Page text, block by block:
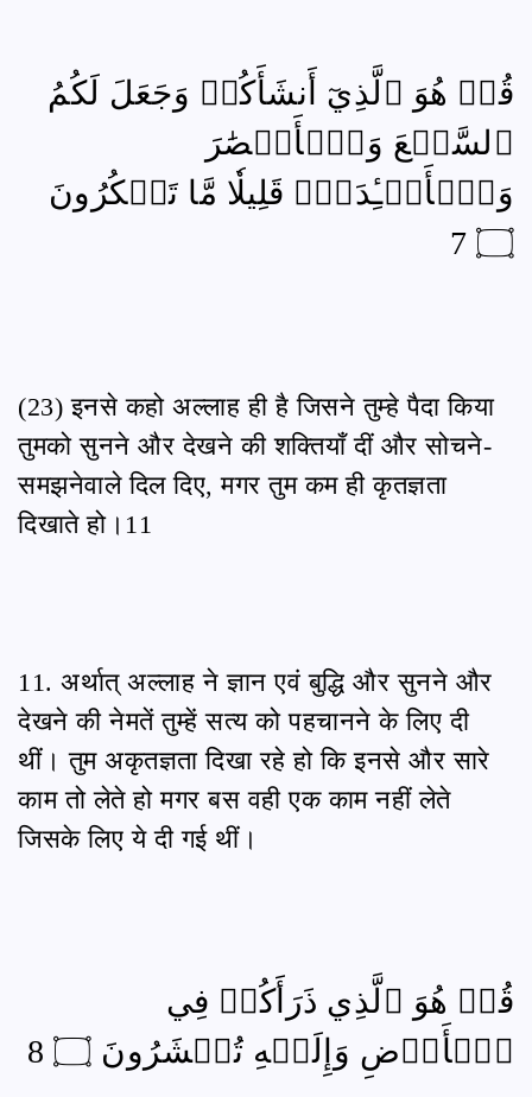
قُلۡ هُوَ ٱلَّذِيٓ أَنشَأَكُمۡ وَجَعَلَ لَكُمُ
ٱلسَّمۡعَ وَٱلۡأَبۡصَٰرَ
وَٱلۡأَفۡـِٔدَةَۚ قَلِيلٗا مَّا تَشۡكُرُونَ
۝ 7
(23) इनसे कहो अल्लाह ही है जिसने तुम्हे पैदा किया
तुमको सुनने और देखने की शक्तियाँ दीं और सोचने-
समझनेवाले दिल दिए, मगर तुम कम ही कृतज्ञता
दिखाते हो।11
11. अर्थात् अल्लाह ने ज्ञान एवं बुद्धि और सुनने और
देखने की नेमतें तुम्हें सत्य को पहचानने के लिए दी
थीं। तुम अकृतज्ञता दिखा रहे हो कि इनसे और सारे
काम तो लेते हो मगर बस वही एक काम नहीं लेते
जिसके लिए ये दी गई थीं।
قُلۡ هُوَ ٱلَّذِي ذَرَأَكُمۡ فِي
ٱلۡأَرۡضِ وَإِلَيۡهِ تُحۡشَرُونَ ۝ 8